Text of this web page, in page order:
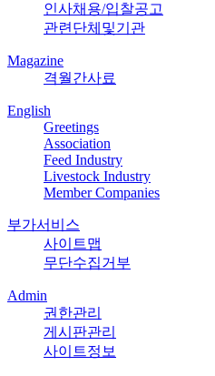
인사채용/입찰공고
관련단체및기관
Magazine
격월간사료
English
Greetings
Association
Feed Industry
Livestock Industry
Member Companies
부가서비스
사이트맵
무단수집거부
Admin
권한관리
게시판관리
사이트정보